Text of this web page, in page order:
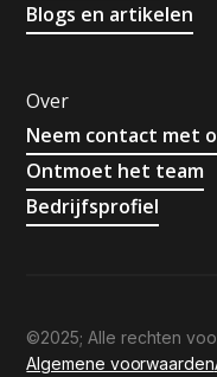
Blogs en artikelen
Over
Neem contact met
Ontmoet het team
Bedrijfsprofiel
©2025; Alle rechten
Algemene voorwaarden